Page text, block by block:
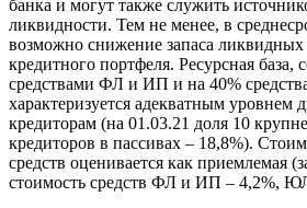
банка и могут также служить
ликвидности. Тем не менее, в
возможно снижение запаса ликвидных
кредитного портфеля. Ресурсная база,
средствами ФЛ и ИП и на 40%
характеризуется адекватным уровнем
кредиторам (на 01.03.21 доля 10
кредиторов в пассивах – 18,8%).
средств оценивается как приемлемая
стоимость средств ФЛ и ИП – 4,2%,